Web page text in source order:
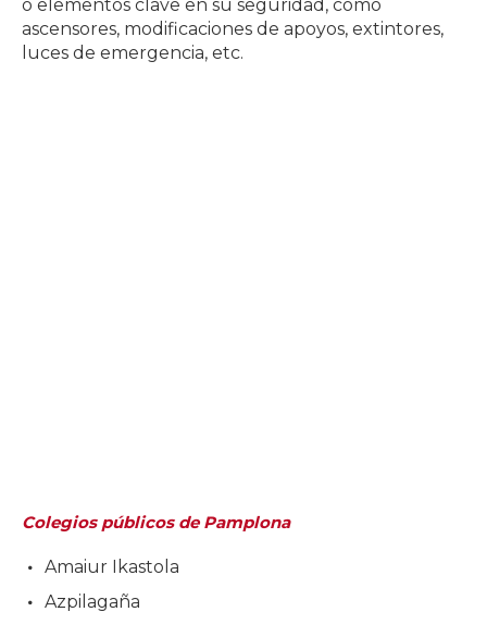
o elementos clave en su seguridad, como
ascensores, modificaciones de apoyos, extintores,
luces de emergencia, etc.
Colegios públicos de Pamplona
Amaiur Ikastola
Azpilagaña